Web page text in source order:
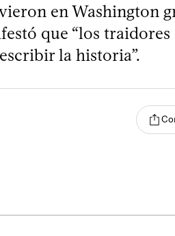
en Washington
que “los
la historia”.